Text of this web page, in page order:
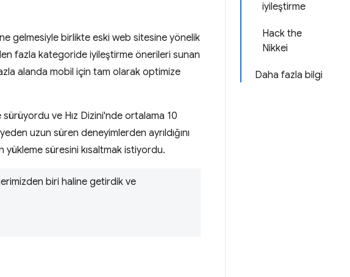
iyileştirme
Hack the
Nikkei
Daha fazla bilgi
gelmesiyle birlikte eski web sitesine yönelik
fazla kategoride iyileştirme önerileri sunan
alanda mobil için tam olarak optimize
ve Hız Dizini'nde ortalama 10
uzun süren deneyimlerden ayrıldığını
yükleme süresini kısaltmak istiyordu.
biri haline getirdik ve